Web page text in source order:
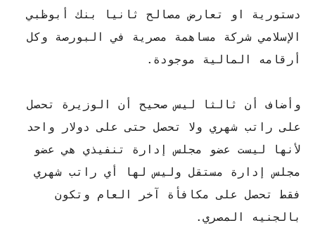
دستورية او تعارض مصالح ثانيا بنك أبوظبي
الإسلامي شركة مساهمة مصرية في البورصة وكل
أرقامه المالية موجودة.
وأضاف أن ثالثا ليس صحيح أن الوزيرة تحصل
على راتب شهري ولا تحصل حتى على دولار واحد
لأنها ليست عضو مجلس إدارة تنفيذي هي عضو
مجلس إدارة مستقل وليس لها أي راتب شهري
فقط تحصل على مكافأة آخر العام وتكون
بالجنيه المصري.